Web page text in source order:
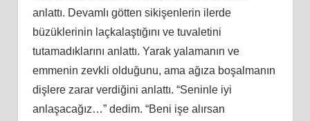
anlattı. Devamlı götten sikişenlerin ilerde
büzüklerinin laçkalaştığını ve tuvaletini
tutamadıklarını anlattı. Yarak yalamanın ve
emmenin zevkli olduğunu, ama ağıza boşalmanın
dişlere zarar verdiğini anlattı. “Seninle iyi
anlaşacağız…” dedim. “Beni işe alırsan